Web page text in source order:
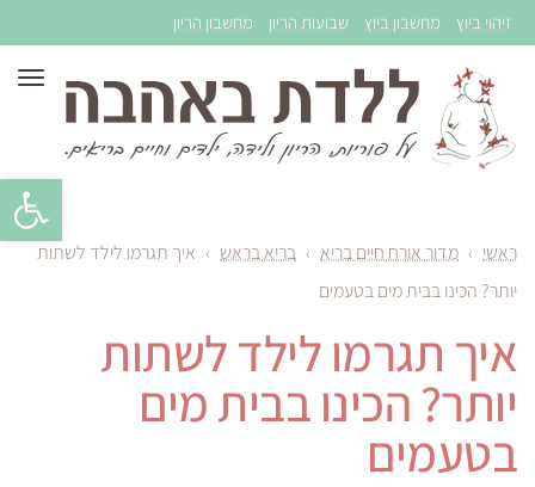
זיהוי ביוץ מחשבון ביוץ שבועות הריון מחשבון הריון
ראשי › מדור אורח חיים בריא › בריא בראש › איך תגרמו לילד לשתות
יותר? הכינו בבית מים בטעמים
איך תגרמו לילד לשתות
יותר? הכינו בבית מים
בטעמים
פתח